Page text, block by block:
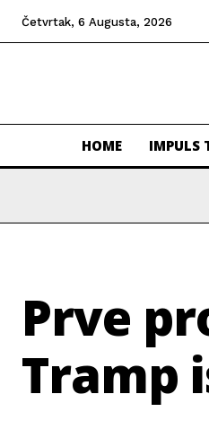
Četvrtak, 6 Augusta, 2026
HOME IMPULS
Prve
Tramp